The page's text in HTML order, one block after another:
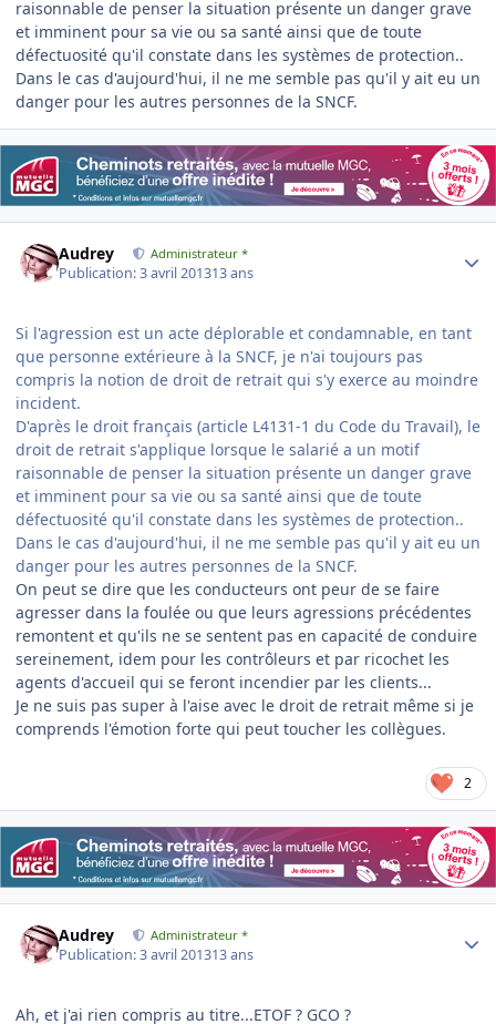
raisonnable de penser la situation présente un danger grave
et imminent pour sa vie ou sa santé ainsi que de toute
défectuosité qu'il constate dans les systèmes de protection..
Dans le cas d'aujourd'hui, il ne me semble pas qu'il y ait eu un
danger pour les autres personnes de la SNCF.
Audrey Administrateur *
Publication:3 avril 201313 ans
Si l'agression est un acte déplorable et condamnable, en tant
que personne extérieure à la SNCF, je n'ai toujours pas
compris la notion de droit de retrait qui s'y exerce au moindre
incident.
D'après le droit français (article L4131-1 du Code du Travail), le
droit de retrait s'applique lorsque le salarié a un motif
raisonnable de penser la situation présente un danger grave
et imminent pour sa vie ou sa santé ainsi que de toute
défectuosité qu'il constate dans les systèmes de protection..
Dans le cas d'aujourd'hui, il ne me semble pas qu'il y ait eu un
danger pour les autres personnes de la SNCF.
On peut se dire que les conducteurs ont peur de se faire
agresser dans la foulée ou que leurs agressions précédentes
remontent et qu'ils ne se sentent pas en capacité de conduire
sereinement, idem pour les contrôleurs et par ricochet les
agents d'accueil qui se feront incendier par les clients...
Je ne suis pas super à l'aise avec le droit de retrait même si je
comprends l'émotion forte qui peut toucher les collègues.
2
Audrey Administrateur *
Publication:3 avril 201313 ans
Ah, et j'ai rien compris au titre...ETOF ? GCO ?